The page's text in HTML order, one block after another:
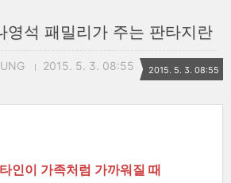
영석 패밀리가 주는 판타지란
2015. 5. 3. 08:55 2015. 5. 3. 08:55
타인이 가족처럼 가까워질 때